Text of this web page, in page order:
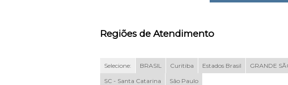
Regiões de Atendimento
Selecione: BRASIL Curitiba Estados Brasil GRANDE
SC - Santa Catarina São Paulo